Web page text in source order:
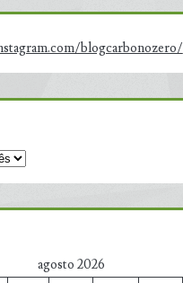
blogcarbonozero/
agosto 2026